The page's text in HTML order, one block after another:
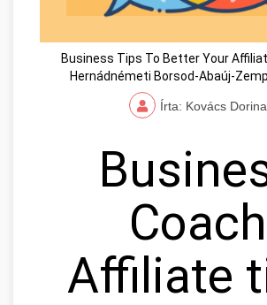
Business Tips To Better Your
Hernádnémeti Borsod-Abaúj-
Írta: Kovács Dorina
Coach
Affiliate